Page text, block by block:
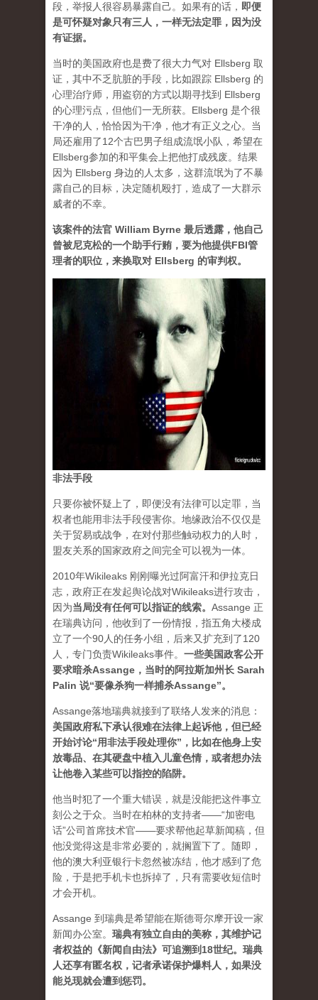
段，举报人很容易暴露自己。如果有的话， 即便
是可怀疑对象只有三人，一样无法定罪，因为没
有证据。
当时的美国政府也是费了很大力气对 Ellsberg 取
证，其中不乏肮脏的手段，比如跟踪 Ellsberg 的
心理治疗师，用盗窃的方式以期寻找到 Ellsberg
的心理污点，但他们一无所获。Ellsberg 是个很
干净的人，恰恰因为干净，他才有正义之心。当
局还雇用了12个古巴男子组成流氓小队，希望在
Ellsberg参加的和平集会上把他打成残废。结果
因为 Ellsberg 身边的人太多，这群流氓为了不暴
露自己的目标，决定随机殴打，造成了一大群示
威者的不幸。
该案件的法官 William Byrne 最后透露，他自己
曾被尼克松的一个助手行贿，要为他提供FBI管
理者的职位，来换取对 Ellsberg 的审判权。
非法手段
只要你被怀疑上了，即便没有法律可以定罪，当
权者也能用非法手段侵害你。地缘政治不仅仅是
关于贸易或战争，在对付那些触动权力的人时，
盟友关系的国家政府之间完全可以视为一体。
2010年Wikileaks 刚刚曝光过阿富汗和伊拉克日
志，政府正在发起舆论战对Wikileaks进行攻击，
因为当局没有任何可以指证的线索。 Assange 正
在瑞典访问，他收到了一份情报，指五角大楼成
立了一个90人的任务小组，后来又扩充到了120
人，专门负责Wikileaks事件。 一些美国政客公开
要求暗杀Assange，当时的阿拉斯加州长 Sarah
Palin 说“要像杀狗一样捕杀Assange”。
Assange落地瑞典就接到了联络人发来的消息：
美国政府私下承认很难在法律上起诉他，但已经
开始讨论“用非法手段处理你”，比如在他身上安
放毒品、在其硬盘中植入儿童色情，或者想办法
让他卷入某些可以指控的陷阱。
他当时犯了一个重大错误，就是没能把这件事立
刻公之于众。当时在柏林的支持者——“加密电
话”公司首席技术官——要求帮他起草新闻稿，但
他没觉得这是非常必要的，就搁置下了。随即，
他的澳大利亚银行卡忽然被冻结，他才感到了危
险，于是把手机卡也拆掉了，只有需要收短信时
才会开机。
Assange 到瑞典是希望能在斯德哥尔摩开设一家
新闻办公室。 瑞典有独立自由的美称，其维护记
者权益的《新闻自由法》可追溯到18世纪。瑞典
人还享有匿名权，记者承诺保护爆料人，如果没
能兑现就会遭到惩罚。